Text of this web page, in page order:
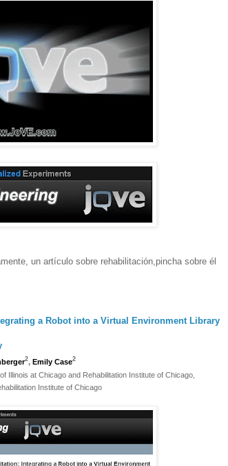
un artículo sobre rehabilitación,pincha sobre él
a Robot into a Virtual Environment Library
2, Emily Case2
Illinois at Chicago and Rehabilitation Institute of Chicago,
Institute of Chicago